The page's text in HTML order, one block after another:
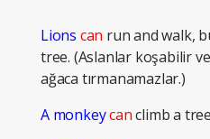
Lions can run and walk,
tree. (Aslanlar koşabilir
ağaca tırmanamazlar.)
A monkeycanclimb a